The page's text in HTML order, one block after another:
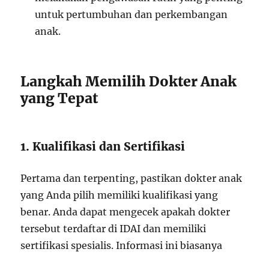
untuk pertumbuhan dan perkembangan
anak.
Langkah Memilih Dokter Anak
yang Tepat
1. Kualifikasi dan Sertifikasi
Pertama dan terpenting, pastikan dokter anak
yang Anda pilih memiliki kualifikasi yang
benar. Anda dapat mengecek apakah dokter
tersebut terdaftar di IDAI dan memiliki
sertifikasi spesialis. Informasi ini biasanya